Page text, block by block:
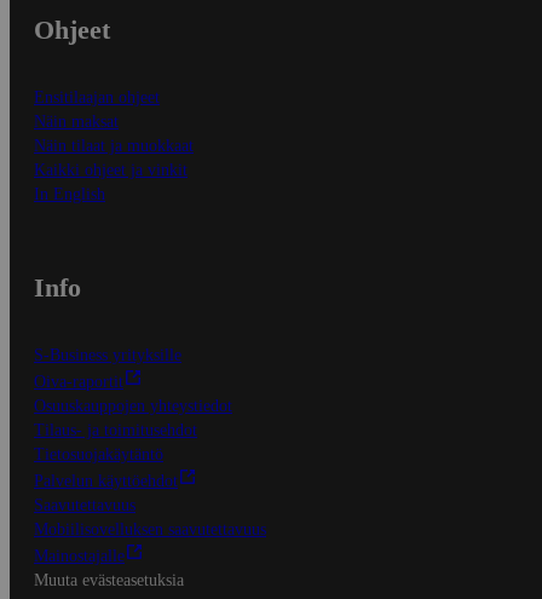
Ohjeet
Ensitilaajan ohjeet
Näin maksat
Näin tilaat ja muokkaat
Kaikki ohjeet ja vinkit
In English
Info
S-Business yrityksille
Oiva-raportit
Osuuskauppojen yhteystiedot
Tilaus- ja toimitusehdot
Tietosuojakäytäntö
Palvelun käyttöehdot
Saavutettavuus
Mobiilisovelluksen saavutettavuus
Mainostajalle
Muuta evästeasetuksia